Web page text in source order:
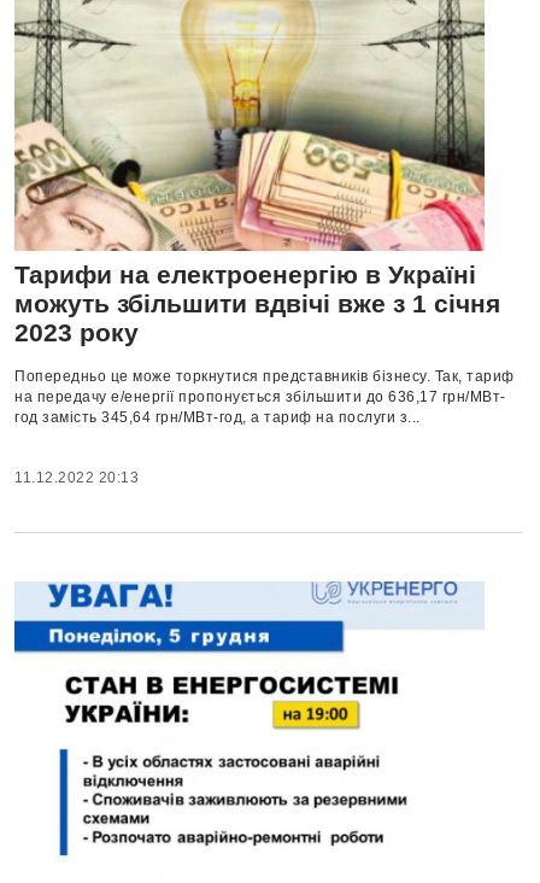
Тарифи на електроенергію в Україні
можуть збільшити вдвічі вже з 1 січня
2023 року
Попередньо це може торкнутися представників бізнесу. Так, тариф
на передачу е/енергії пропонується збільшити до 636,17 грн/МВт-
год замість 345,64 грн/МВт-год, а тариф на послуги з...
11.12.2022 20:13